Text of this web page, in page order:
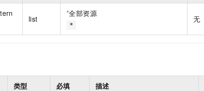
list
*全部资源
*
无
类型 必填 描述